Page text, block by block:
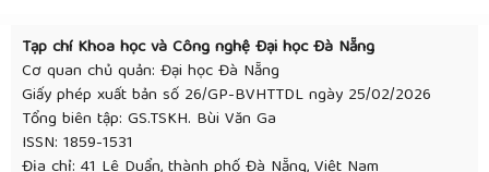
[17]Vorokh, A.S., "Scherrer formula: estimation of
error in determining small nanoparticle size",
Nanosystems: Physics, Chemistry, Mathematics.
9(3)2018: p. 364-369.
[18]Bahrololooma, M.E., et al., "Characterisation of
natural hydroxyapatite extracted from bovine
Tạp chí Khoa học và Công nghệ Đại học Đà Nẵng
Cơ quan chủ quản: Đại học Đà Nẵng
Giấy phép xuất bản số 26/GP-BVHTTDL ngày 25/02/2026
Tổng biên tập: GS.TSKH. Bùi Văn Ga
ISSN: 1859-1531